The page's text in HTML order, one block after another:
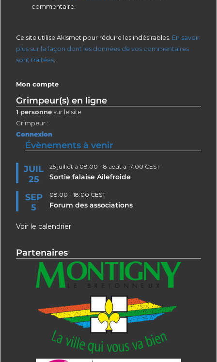
commentaire.
Ce site utilise Akismet pour réduire les indésirables. En savoir
plus sur la façon dont les données de vos commentaires
sont traitées.
Mon compte
Grimpeur(s) en ligne
1 personne sur le site
Grimpeur :
Connexion
Évènements à venir
JUIL
25
25 juillet à 08:00 - 8 août à 17:00 CEST
Sortie falaise Ailefroide
SEP
5
08:00 - 18:00 CEST
Forum des associations
Voir le calendrier
Partenaires